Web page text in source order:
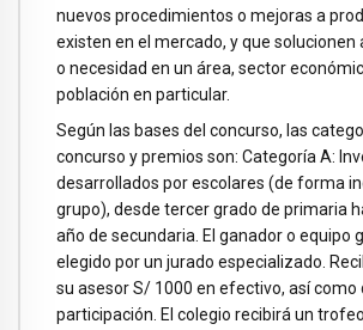
nuevos procedimientos o mejoras a
existen en el mercado, y que solucionen
o necesidad en un área, sector
población en particular.
Según las bases del concurso, las
concurso y premios son: Categoría A:
desarrollados por escolares (de forma
grupo), desde tercer grado de primaria
año de secundaria. El ganador o equipo
elegido por un jurado especializado.
su asesor S/ 1000 en efectivo, así como
participación. El colegio recibirá un